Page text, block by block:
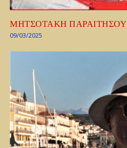
ΜΗΤΣΟΤΑΚΗ ΠΑΡΑΙΤΗΣΟΥ
09/03/2025